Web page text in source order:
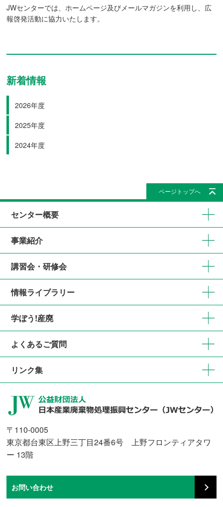
JWセンターでは、ホームページ及びメールマガジンを利用し、広
報啓発活動に協力いたします。
新着情報
2026年度
2025年度
2024年度
ページトップへ
センター概要
事業紹介
講習会・研修会
情報ライブラリー
学ぼう!産廃
よくあるご質問
リンク集
〒110-0005
東京都台東区上野三丁目24番6号 上野フロンティアタワ
ー 13階
お問い合わせ